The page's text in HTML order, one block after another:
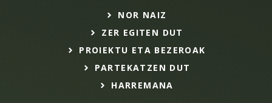
NOR NAIZ
ZER EGITEN DUT
PROIEKTU ETA BEZEROAK
PARTEKATZEN DUT
HARREMANA